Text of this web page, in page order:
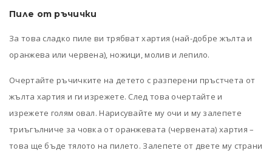
Пиле от ръчички
За това сладко пиле ви трябват хартия (най-добре жълта и
оранжева или червена), ножици, молив и лепило.
Очертайте ръчичките на детето с разперени пръстчета от
жълта хартия и ги изрежете. След това очертайте и
изрежете голям овал. Нарисувайте му очи и му залепете
триъгълниче за човка от оранжевата (червената) хартия –
това ще бъде тялото на пилето. Залепете от двете му страни